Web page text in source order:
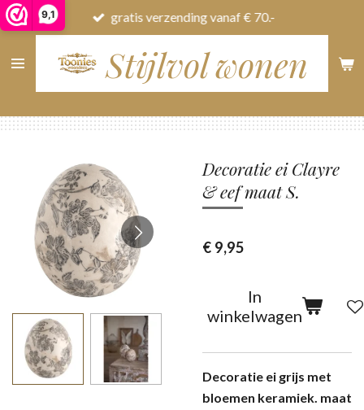
9,1
Ga
direct
naar
Stijlvol wonen
gratis verzending vanaf € 70.-
Decoratie ei Clayre
& eef maat S.
€ 9,95
In
winkelwagen
Decoratie ei grijs met
bloemen keramiek. maat